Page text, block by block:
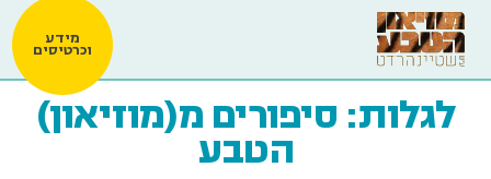
מידע
וכרטיסים
לגלות: סיפורים מ(מוזיאון)
הטבע